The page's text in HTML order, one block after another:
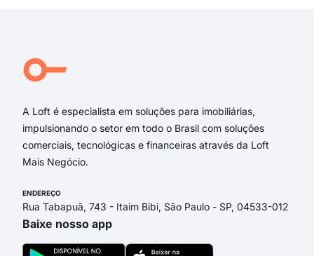
A Loft é especialista em soluções para imobiliárias,
impulsionando o setor em todo o Brasil com soluções
comerciais, tecnológicas e financeiras através da Loft
Mais Negócio.
ENDEREÇO
Rua Tabapuã, 743 - Itaim Bibi, São Paulo - SP, 04533-012
Baixe nosso app